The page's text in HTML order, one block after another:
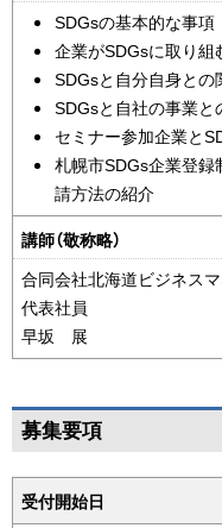
SDGsの基本的な事項
企業がSDGsに取り組
SDGsと自分自身との
SDGsと自社の事業と
セミナー参加企業と
札幌市SDGs企業登録
請方法の紹介
講師（敬称略）
合同会社北海道ビジネス
代表社員
早坂 展
ペ
ー
ジ
の
募集要項
条
件
受付開始日